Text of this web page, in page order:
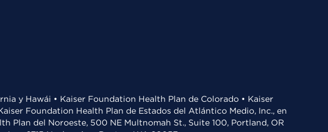
y Hawái • Kaiser Foundation Health Plan de Colorado • Kaiser
Foundation Health Plan de Estados del Atlántico Medio, Inc., en
Plan del Noroeste, 500 NE Multnomah St., Suite 100, Portland, OR